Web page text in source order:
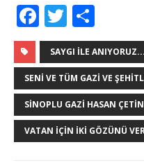
F
a
c
e
b
o
o
T
w
it
te
r
h
ar
e
SAYGI ILE
SENI VE TÜM GAZI VE
SINOPLU GAZI HASAN ÇETIN
VATAN İÇIN İKI GÖZÜNÜ